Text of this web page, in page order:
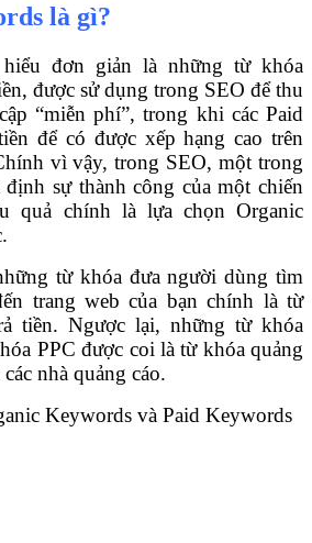
là gì?
hiểu đơn giản là những từ khóa
được sử dụng trong SEO để thu
“miễn phí”, trong khi các Paid
để có được xếp hạng cao trên
vì vậy, trong SEO, một trong
sự thành công của một chiến
quả chính là lựa chọn Organic
từ khóa đưa người dùng tìm
trang web của bạn chính là từ
tiền. Ngược lại, những từ khóa
PPC được coi là từ khóa quảng
nhà quảng cáo.